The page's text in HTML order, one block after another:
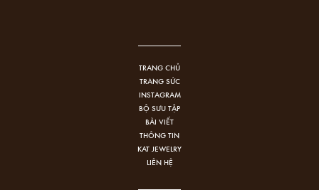
TRANG CHỦ
TRANG SỨC
INSTAGRAM
BỘ SƯU TẬP
BÀI VIẾT
THÔNG TIN
KAT JEWELRY
LIÊN HỆ